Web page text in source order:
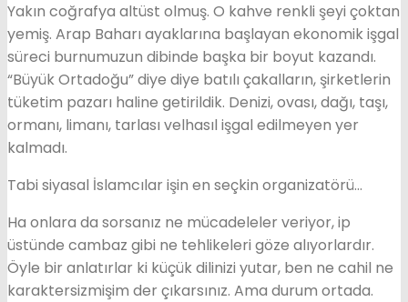
Yakın coğrafya altüst olmuş. O kahve renkli şeyi çoktan
yemiş. Arap Baharı ayaklarına başlayan ekonomik işgal
süreci burnumuzun dibinde başka bir boyut kazandı.
“Büyük Ortadoğu” diye diye batılı çakalların, şirketlerin
tüketim pazarı haline getirildik. Denizi, ovası, dağı, taşı,
ormanı, limanı, tarlası velhasıl işgal edilmeyen yer
kalmadı.
Tabi siyasal İslamcılar işin en seçkin organizatörü…
Ha onlara da sorsanız ne mücadeleler veriyor, ip
üstünde cambaz gibi ne tehlikeleri göze alıyorlardır.
Öyle bir anlatırlar ki küçük dilinizi yutar, ben ne cahil ne
karaktersizmişim der çıkarsınız. Ama durum ortada.